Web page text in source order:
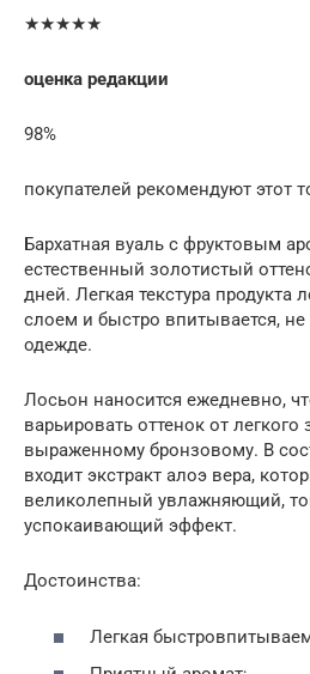
★★★★★
оценка редакции
98%
покупателей рекомендуют этот
Бархатная вуаль с фруктовым
естественный золотистый
дней. Легкая текстура
слоем и быстро впитывается, не
одежде.
Лосьон наносится ежедневно,
варьировать оттенок от легкого
выраженному бронзовому. В
входит экстракт алоэ вера,
великолепный увлажняющий,
успокаивающий эффект.
Достоинства:
Легкая